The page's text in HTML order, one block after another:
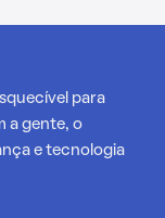
para
a gente, o
e tecnologia